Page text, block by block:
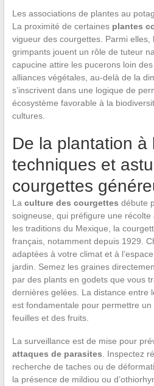
Les associations de plantes au
La proximité de certaines plantes
vigueur des courgettes. Parmi
grimpants jouent un rôle de tuteur
capucine attire les pucerons loin
alliances végétales, au-delà de la
s’inscrivent dans une logique de
écosystème favorable à la
cultures.
De la plantation à
techniques et
courgettes
La culture des courgettes débute
soigneuse, qui préfigure une
les traditions du Mexique, la
français, notamment depuis 1929.
adaptées à votre climat et à
jardin. Semez les graines
par des plants en godets que vous
dernières gelées. La distance entre
est fondamentale pour permettre
feuilles et des fruits.
La surveillance est de mise pour
attaques de parasites . Inspectez
recherche de taches ou de
la présence de mildiou ou